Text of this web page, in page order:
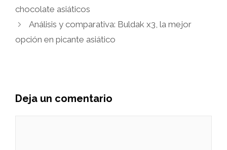
chocolate asiáticos
Análisis y comparativa: Buldak x3, la mejor
opción en picante asiático
Deja un comentario